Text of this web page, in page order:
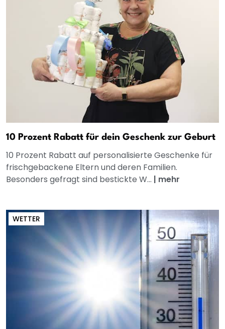
10 Prozent Rabatt für dein Geschenk zur Geburt
10 Prozent Rabatt auf personalisierte Geschenke für
frischgebackene Eltern und deren Familien.
Besonders gefragt sind bestickte W... | mehr
WETTER